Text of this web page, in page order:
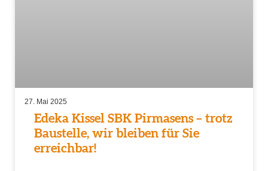
Edeka Kissel SBK Pirmasens – trotz
Baustelle, wir bleiben für Sie
erreichbar!
27. Mai 2025